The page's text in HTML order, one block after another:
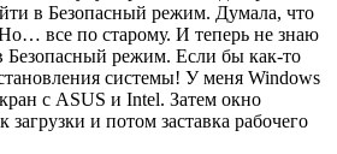
в Безопасный режим. Думала, что
все по старому. И теперь не знаю
Безопасный режим. Если бы как-то
системы! У меня Windows
с ASUS и Intel. Затем окно
и потом заставка рабочего